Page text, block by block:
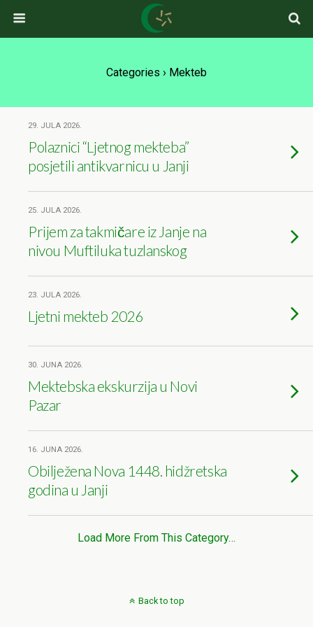
Categories › Mekteb
29. JULA 2026.
Polaznici “Ljetnog mekteba”
posjetili antikvarnicu u Janji
25. JULA 2026.
Prijem za takmičare iz Janje na
nivou Muftiluka tuzlanskog
23. JULA 2026.
Ljetni mekteb 2026
30. JUNA 2026.
Mektebska ekskurzija u Novi
Pazar
16. JUNA 2026.
Obilježena Nova 1448. hidžretska
godina u Janji
Load More From This Category…
Back to top